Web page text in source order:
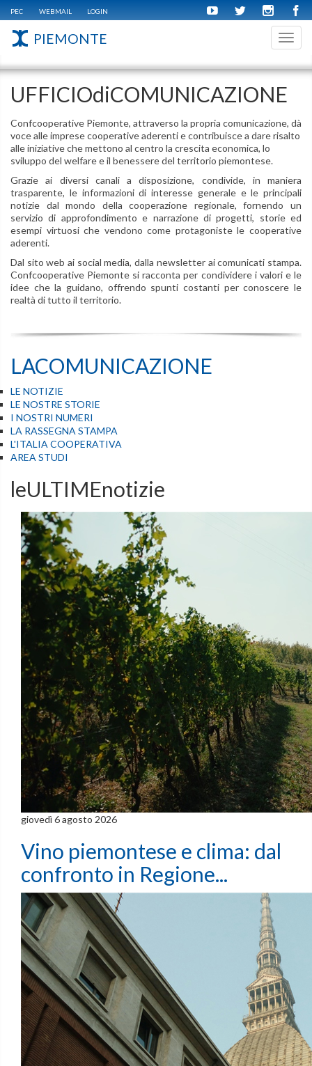
PEC WEBMAIL LOGIN
PIEMONTE
UFFICIOdiCOMUNICAZIONE
Confcooperative Piemonte, attraverso la propria comunicazione, dà
voce alle imprese cooperative aderenti e contribuisce a dare risalto
alle iniziative che mettono al centro la crescita economica, lo
sviluppo del welfare e il benessere del territorio piemontese.
Grazie ai diversi canali a disposizione, condivide, in maniera
trasparente, le informazioni di interesse generale e le principali
notizie dal mondo della cooperazione regionale, fornendo un
servizio di approfondimento e narrazione di progetti, storie ed
esempi virtuosi che vendono come protagoniste le cooperative
aderenti.
Dal sito web ai social media, dalla newsletter ai comunicati stampa.
Confcooperative Piemonte si racconta per condividere i valori e le
idee che la guidano, offrendo spunti costanti per conoscere le
realtà di tutto il territorio.
LACOMUNICAZIONE
LE NOTIZIE
LE NOSTRE STORIE
I NOSTRI NUMERI
LA RASSEGNA STAMPA
L'ITALIA COOPERATIVA
AREA STUDI
leULTIMEnotizie
giovedì 6 agosto 2026
Vino piemontese e clima: dal
confronto in Regione...